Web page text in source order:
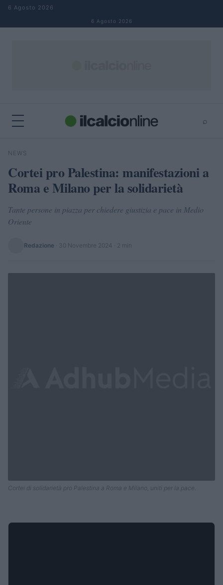
Salta al contenuto
6 Agosto 2026
6 Agosto 2026
⌕
Cerca
NEWS
Cortei pro Palestina: manifestazioni a
Roma e Milano per la solidarietà
Tante persone in piazza per chiedere giustizia e pace in Medio
Oriente
Redazione 30 Novembre 2024 · 2 min
Cortei di solidarietà pro Palestina a Roma e Milano, uniti per la pace.